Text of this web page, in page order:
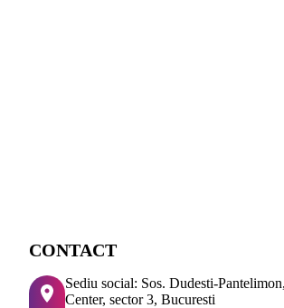
CONTACT
Sediu social: Sos. Dudesti-
Center, sector 3, Bucuresti